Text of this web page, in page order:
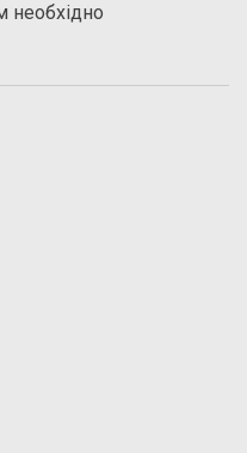
необхідно